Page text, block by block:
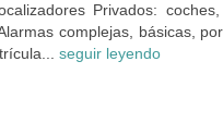
Privados:
complejas, básicas,
seguir leyendo